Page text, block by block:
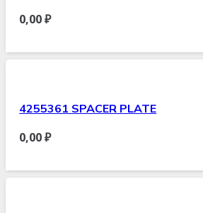
0,00₽
4255361 SPACER PLATE
0,00₽